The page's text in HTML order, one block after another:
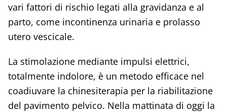
vari fattori di rischio legati alla gravidanza e al
parto, come incontinenza urinaria e prolasso
utero vescicale.
La stimolazione mediante impulsi elettrici,
totalmente indolore, è un metodo efficace nel
coadiuvare la chinesiterapia per la riabilitazione
del pavimento pelvico. Nella mattinata di oggi la